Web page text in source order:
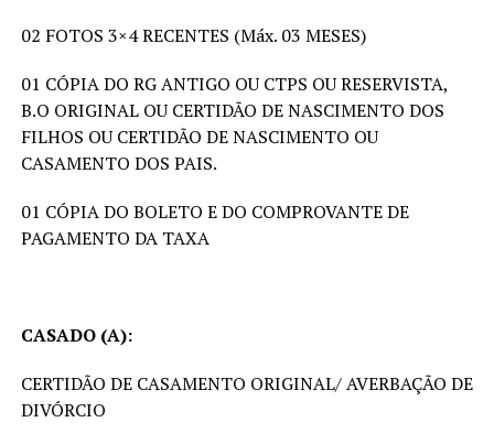
02 FOTOS 3×4 RECENTES (Máx. 03 MESES)
01 CÓPIA DO RG ANTIGO OU CTPS OU RESERVISTA,
B.O ORIGINAL OU CERTIDÃO DE NASCIMENTO DOS
FILHOS OU CERTIDÃO DE NASCIMENTO OU
CASAMENTO DOS PAIS.
01 CÓPIA DO BOLETO E DO COMPROVANTE DE
PAGAMENTO DA TAXA
CASADO (A):
CERTIDÃO DE CASAMENTO ORIGINAL/ AVERBAÇÃO DE
DIVÓRCIO